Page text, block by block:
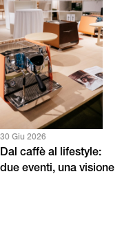
30 Giu 2026
Dal caffè al lifestyle:
due eventi, una visione